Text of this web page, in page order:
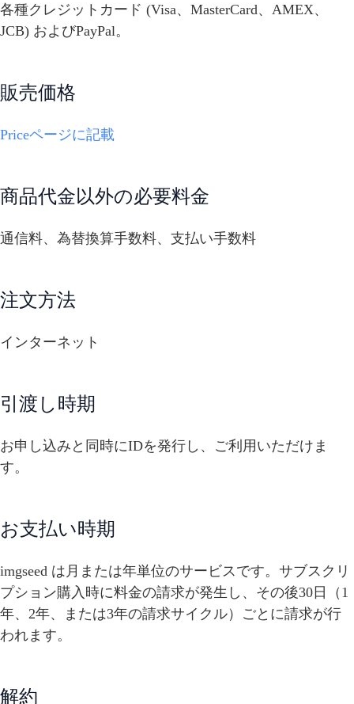
各種クレジットカード (Visa、MasterCard、AMEX、
JCB) およびPayPal。
販売価格
Priceページに記載
商品代金以外の必要料金
通信料、為替換算手数料、支払い手数料
注文方法
インターネット
引渡し時期
お申し込みと同時にIDを発行し、ご利用いただけま
す。
お支払い時期
imgseed は月または年単位のサービスです。サブスクリ
プション購入時に料金の請求が発生し、その後30日（1
年、2年、または3年の請求サイクル）ごとに請求が行
われます。
解約